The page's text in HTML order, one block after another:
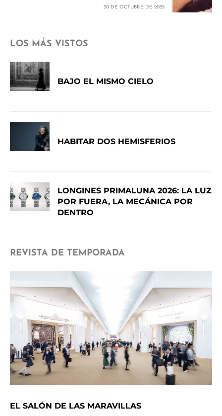
20 DE OCTUBRE DE 2025
LOS MÁS VISTOS
BAJO EL MISMO CIELO
HABITAR DOS HEMISFERIOS
LONGINES PRIMALUNA 2026: LA LUZ
POR FUERA, LA MECÁNICA POR
DENTRO
REVISTA DE TEMPORADA
EL SALÓN DE LAS MARAVILLAS